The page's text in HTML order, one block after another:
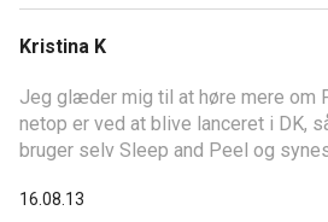
Kristina K
Jeg glæder mig til at høre mere om
netop er ved at blive lanceret i DK,
bruger selv Sleep and Peel og
16.08.13